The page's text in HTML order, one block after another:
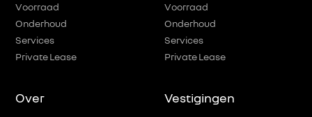
Voorraad
Onderhoud
Services
Private Lease
Voorraad
Onderhoud
Services
Private Lease
Over Vestigingen